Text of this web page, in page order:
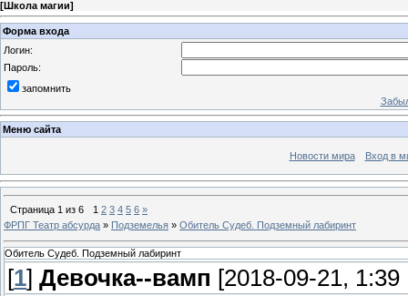
[Школа магии]
Форма входа
Логин:
Пароль:
запомнить
Меню сайта
Новости мира Вход в
Страница 1 из 6 1 2 3 4 5 6 »
ФРПГ Театр абсурда » Подземелья » Обитель Судеб. Подземный лабиринт
Обитель Судеб. Подземный лабиринт
[1] Девочка--вамп [2018-09-21, 1:39